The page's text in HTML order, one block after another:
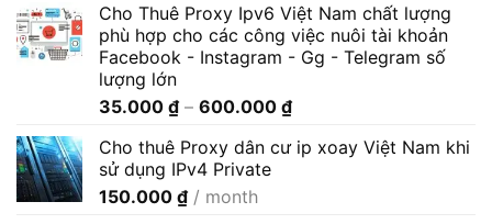
Cho Thuê Proxy Ipv6 Việt Nam chất lượng
phù hợp cho các công việc nuôi tài khoản
Facebook - Instagram - Gg - Telegram số
lượng lớn
35.000 ₫ – 600.000 ₫Khoảng
từ
Cho thuê Proxy dân cư ip xoay Việt Nam khi
sử dụng IPv4 Private
150.000 ₫ / month